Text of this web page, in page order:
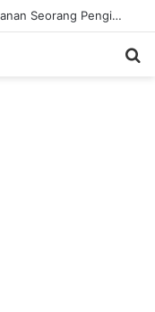
Pertobatan Billy Graham: Awal Perjalanan Seorang Penginjil Dunia